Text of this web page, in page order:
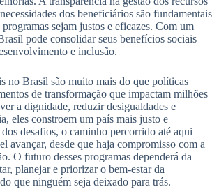
dos beneficiários são fundamentais
sejam justos e eficazes. Com um
pode consolidar seus benefícios sociais
e inclusão.
no Brasil são muito mais do que políticas
de transformação que impactam milhões
a dignidade, reduzir desigualdades e
eles constroem um país mais justo e
desafios, o caminho percorrido até aqui
avançar, desde que haja compromisso com a
O futuro desses programas dependerá da
planejar e priorizar o bem-estar da
que ninguém seja deixado para trás.